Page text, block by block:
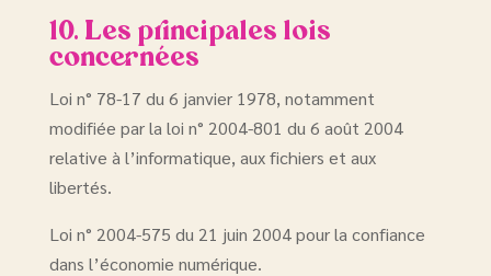
10. Les principales lois
concernées
Loi n° 78-17 du 6 janvier 1978, notamment
modifiée par la loi n° 2004-801 du 6 août 2004
relative à l’informatique, aux fichiers et aux
libertés.
Loi n° 2004-575 du 21 juin 2004 pour la confiance
dans l’économie numérique.